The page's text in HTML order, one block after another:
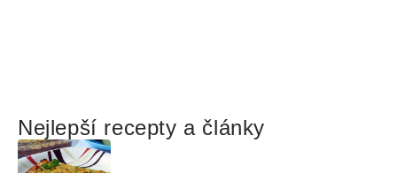
Nejlepší recepty a články